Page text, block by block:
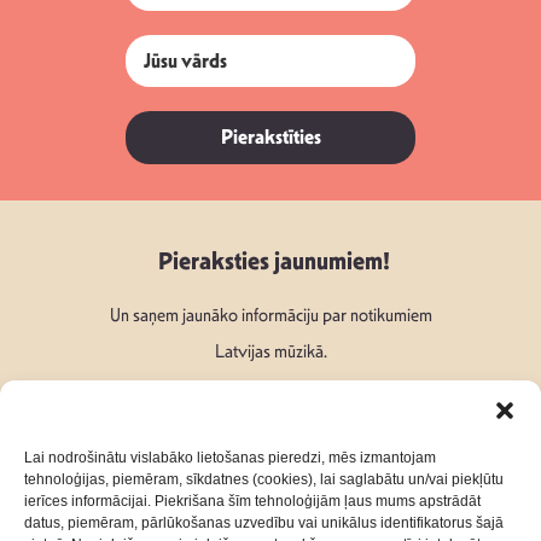
Lai nodrošinātu vislabāko lietošanas pieredzi, mēs izmantojam
tehnoloģijas, piemēram, sīkdatnes (cookies), lai saglabātu un/vai piekļūtu
ierīces informācijai. Piekrišana šīm tehnoloģijām ļaus mums apstrādāt
datus, piemēram, pārlūkošanas uzvedību vai unikālus identifikatorus šajā
Pierakstīties
Pieraksties jaunumiem!
Un saņem jaunāko informāciju par notikumiem
Latvijas mūzikā.
Seko mums: